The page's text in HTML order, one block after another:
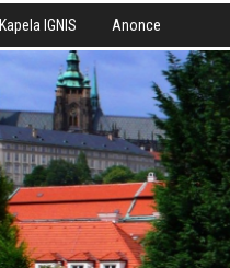
Kapela IGNIS Anonce